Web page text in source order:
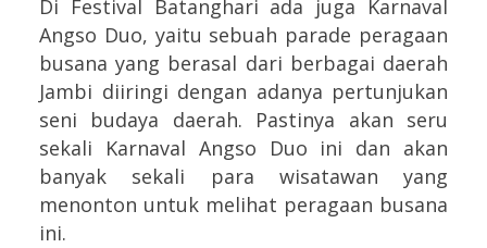
Di Festival Batanghari ada juga Karnaval
Angso Duo, yaitu sebuah parade peragaan
busana yang berasal dari berbagai daerah
Jambi diiringi dengan adanya pertunjukan
seni budaya daerah. Pastinya akan seru
sekali Karnaval Angso Duo ini dan akan
banyak sekali para wisatawan yang
menonton untuk melihat peragaan busana
ini.